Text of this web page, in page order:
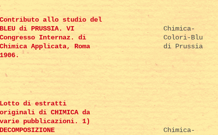
Contributo allo studio del
BLEU di PRUSSIA. VI
Congresso Internaz. di
Chimica Applicata, Roma
1906.
Chimica-
Colori-Blu
di Prussia
Lotto di estratti
originali di CHIMICA da
varie pubblicazioni. 1)
DECOMPOSIZIONE
Chimica-